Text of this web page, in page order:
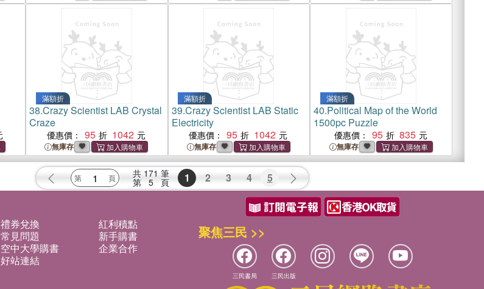
滿額折
38.Crazy Scientist LAB Crystal
Craze
優惠價： 95 1042
無庫存
滿額折
39.Crazy Scientist LAB Static
Electricity
優惠價： 95 1042
無庫存
滿額折
40.Political Map of the World
1500pc Puzzle
優惠價： 95 835
無庫存
共 171 筆
第 5 頁 1 2 3 4 5
禮券兌換
紅利積點
常見問題
新手購書
空中大學購書
企業合作
好站連結
聚焦三民 >>
三民書局 三民出版